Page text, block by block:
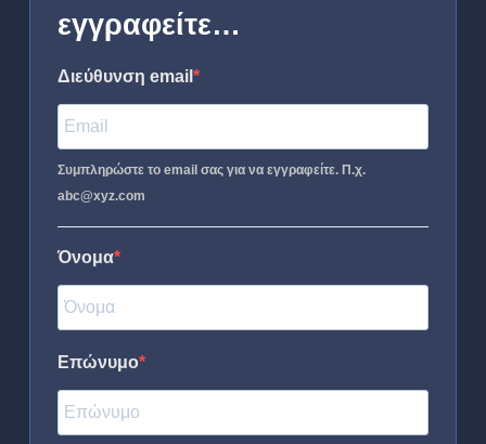
εγγραφείτε…
Διεύθυνση email
Συμπληρώστε το email σας για να εγγραφείτε. Π.χ.
abc@xyz.com
Όνομα
Επώνυμο